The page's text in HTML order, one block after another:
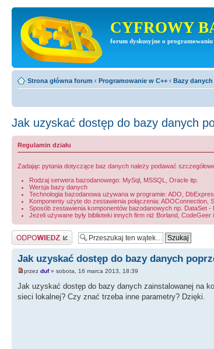
CYFROWY
forum dyskusyjne o programowaniu
Strona główna forum ‹ Programowanie w C++ ‹ Bazy danych
Jak uzyskać dostęp do bazy danych
Regulamin działu
Zadając pytania dotyczące baz danych należy podawać
Rodzaj serwera bazodanowego: MySql, MSSQL, Oracle itp.
Wersja bazy danych
Technologia bazodanowa używana w programie: ADO,
Komponenty użyte do zestawienia połączenia: ADOConnection,
Sposób zestawienia komponentów bazodanowych np. DataSet
Jeżeli używane były biblioteki innych firm niż Borland,
Odpowiedz
Jak uzyskać dostęp do bazy danych
przez duf» sobota, 16 marca 2013, 18:39
Jak uzyskać dostęp do bazy danych zainstalowanej na
sieci lokalnej? Czy znać trzeba inne parametry? Dzięki.